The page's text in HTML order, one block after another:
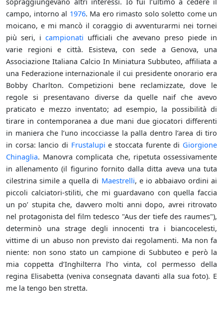
campo, intorno al 1976. Ma ero rimasto solo soletto come un
moicano, e mi mancò il coraggio di avventurarmi nei tornei
più seri, i campionati ufficiali che avevano preso piede in
varie regioni e città. Esisteva, con sede a Genova, una
Associazione Italiana Calcio In Miniatura Subbuteo, affiliata a
una Federazione internazionale il cui presidente onorario era
Bobby Charlton. Competizioni bene reclamizzate, dove le
regole si presentavano diverse da quelle naif che avevo
praticato e mezzo inventato; ad esempio, la possibilità di
tirare in contemporanea a due mani due giocatori differenti
in maniera che l’uno incocciasse la palla dentro l’area di tiro
in corsa: lancio di Frustalupi e stoccata furente di Giorgione
Chinaglia. Manovra complicata che, ripetuta ossessivamente
in allenamento (il figurino fornito dalla ditta aveva una tuta
cilestrina simile a quella di Maestrelli, e io abbaiavo ordini ai
piccoli calciatori-stiliti, che mi guardavano con quella faccia
un po’ stupita che, davvero molti anni dopo, avrei ritrovato
nel protagonista del film tedesco "Aus der tiefe des raumes"),
determinò una strage degli innocenti tra i biancocelesti,
vittime di un abuso non previsto dai regolamenti. Ma non fa
niente: non sono stato un campione di Subbuteo e però la
mia coppetta d’Inghilterra l’ho vinta, col permesso della
regina Elisabetta (veniva consegnata davanti alla sua foto). E
me la tengo ben stretta.